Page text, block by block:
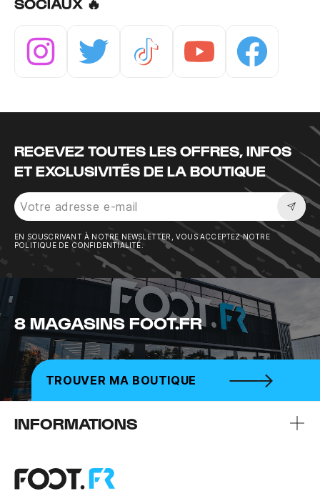
SOCIAUX 🔥
RECEVEZ TOUTES LES OFFRES, INFOS
ET EXCLUSIVITÉS DE LA BOUTIQUE
EN SOUSCRIVANT À NOTRE NEWSLETTER, VOUS ACCEPTEZ NOTRE
POLITIQUE DE CONFIDENTIALITÉ.
8 MAGASINS FOOT.FR
TROUVER MA BOUTIQUE
INFORMATIONS